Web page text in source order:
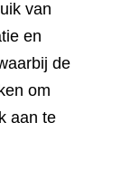
van
en
de
om
aan te